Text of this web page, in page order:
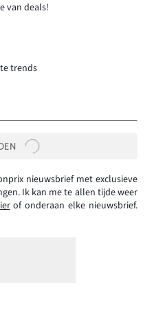
van deals!
trends
nieuwsbrief met exclusieve
Ik kan me te allen tijde weer
of onderaan elke nieuwsbrief.